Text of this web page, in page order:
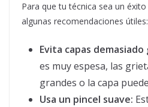
Para que tu técnica sea un
algunas recomendaciones útiles:
Evita capas demasiado
es muy espesa, las
grandes o la capa
Usa un pincel suave: